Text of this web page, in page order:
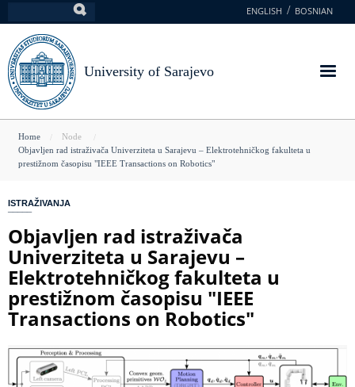
to
main
content
ENGLISH BOSNIAN
University of Sarajevo
You
are
Home
Node
Objavljen rad istraživača Univerziteta u Sarajevu – Elektrotehničkog fakulteta u
prestižnom časopisu "IEEE Transactions on Robotics"
ISTRAŽIVANJA
Objavljen rad istraživača
Univerziteta u Sarajevu –
Elektrotehničkog fakulteta u
prestižnom časopisu "IEEE
Transactions on Robotics"